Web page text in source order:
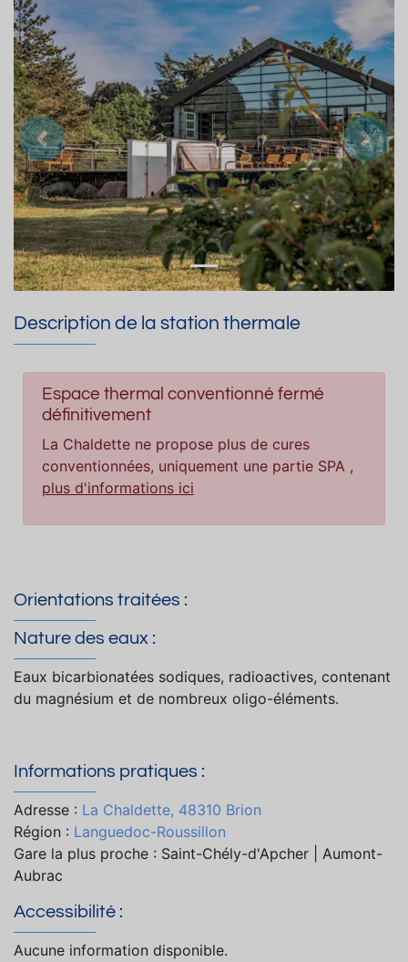
Précedent
Description de la station thermale
Espace thermal conventionné fermé
définitivement
La Chaldette ne propose plus de cures
conventionnées, uniquement une partie SPA ,
plus d'informations ici
Orientations traitées :
Nature des eaux :
Eaux bicarbionatées sodiques, radioactives, contenant
du magnésium et de nombreux oligo-éléments.
Informations pratiques :
Adresse : La Chaldette, 48310 Brion
Région : Languedoc-Roussillon
Gare la plus proche : Saint-Chély-d'Apcher | Aumont-
Aubrac
Accessibilité :
Aucune information disponible.